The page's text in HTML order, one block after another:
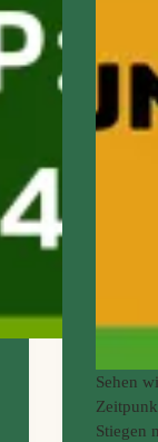
Sehen
Stiegen